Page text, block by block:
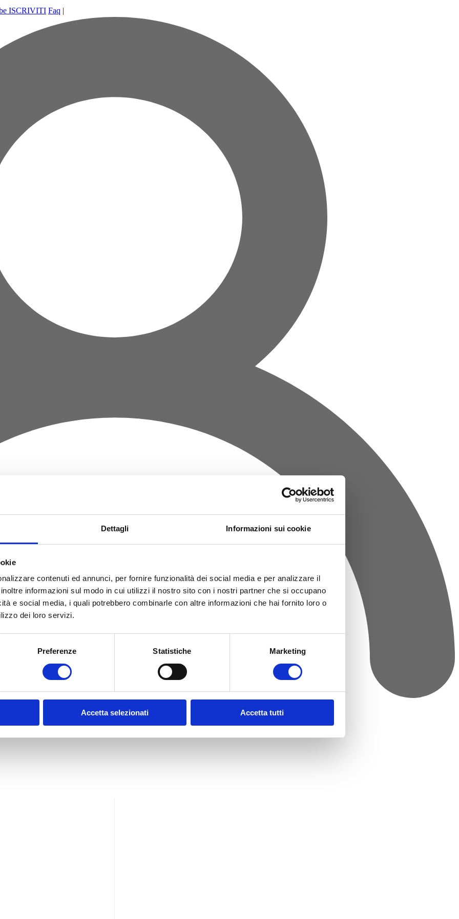
Dettagli Informazioni sui cookie
contenuti ed annunci, per fornire funzionalità dei social media e per analizzare il
informazioni sul modo in cui utilizzi il nostro sito con i nostri partner che si occupano
e social media, i quali potrebbero combinarle con altre informazioni che hai fornito loro o
dei loro servizi.
Preferenze Statistiche Marketing
Accetta selezionati Accetta tutti
ISCRIVITI Faq |